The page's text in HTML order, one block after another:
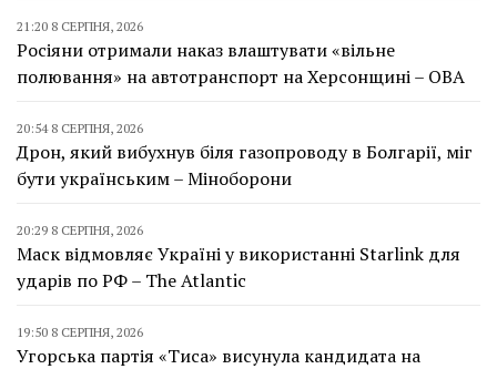
21:20 8 СЕРПНЯ, 2026
Росіяни отримали наказ влаштувати «вільне
полювання» на автотранспорт на Херсонщині – ОВА
20:54 8 СЕРПНЯ, 2026
Дрон, який вибухнув біля газопроводу в Болгарії, міг
бути українським – Міноборони
20:29 8 СЕРПНЯ, 2026
Маск відмовляє Україні у використанні Starlink для
ударів по РФ – The Atlantic
19:50 8 СЕРПНЯ, 2026
Угорська партія «Тиса» висунула кандидата на